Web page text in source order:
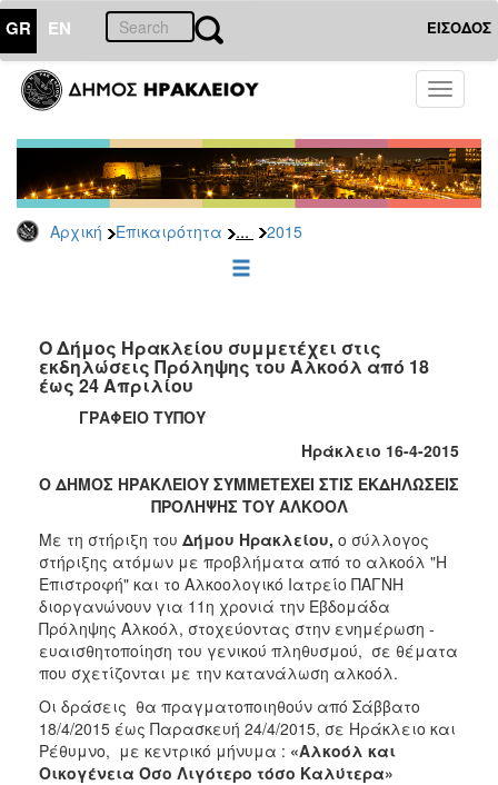
GR EN ΕΙΣΟΔΟΣ
Toggle
Αρχική Επικαιρότητα ... 2015
ΕΠΙΚΑΙΡΟΤΗΤΑ
Τύπου
Αρχείο
2026
2025
2022
2021
2020
2018
2016
2015
2013
2012
2011
2010
2006
Ο Δήμος Ηρακλείου συμμετέχει στις
εκδηλώσεις Πρόληψης του Αλκοόλ από 18
έως 24 Απριλίου
ΓΡΑΦΕΙΟ ΤΥΠΟΥ
Ηράκλειο 16-4-2015
Ο ΔΗΜΟΣ ΗΡΑΚΛΕΙΟΥ ΣΥΜΜΕΤΕΧΕΙ ΣΤΙΣ ΕΚΔΗΛΩΣΕΙΣ
ΠΡΟΛΗΨΗΣ ΤΟΥ ΑΛΚΟΟΛ
Mε τη στήριξη του Δήμου Ηρακλείου, ο σύλλογος
στήριξης ατόμων με προβλήματα από το αλκοόλ "Η
Επιστροφή" και το Αλκοολογικό Ιατρείο ΠΑΓΝΗ
διοργανώνουν για 11η χρονιά την Εβδομάδα
Πρόληψης Αλκοόλ, στοχεύοντας στην ενημέρωση -
ευαισθητοποίηση του γενικού πληθυσμού, σε θέματα
που σχετίζονται με την κατανάλωση αλκοόλ.
Οι δράσεις θα πραγματοποιηθούν από Σάββατο
18/4/2015 έως Παρασκευή 24/4/2015, σε Ηράκλειο και
Ρέθυμνο, με κεντρικό μήνυμα : «Αλκοόλ και
Οικογένεια Όσο Λιγότερο τόσο Καλύτερα»